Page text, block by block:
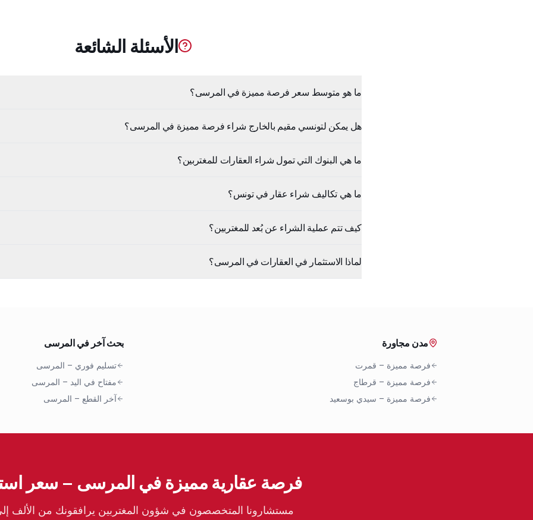
الأسئلة الشائعة
ما هو متوسط سعر فرصة مميزة في المرسى؟
هل يمكن لتونسي مقيم بالخارج شراء فرصة مميزة في المرسى؟
ما هي البنوك التي تمول شراء العقارات للمغتربين؟
ما هي تكاليف شراء عقار في تونس؟
كيف تتم عملية الشراء عن بُعد للمغتربين؟
لماذا الاستثمار في العقارات في المرسى؟
مدن مجاورة
فرصة مميزة – قمرت
فرصة مميزة – قرطاج
فرصة مميزة – سيدي بوسعيد
بحث آخر في المرسى
تسليم فوري – المرسى
مفتاح في اليد – المرسى
آخر القطع – المرسى
فرصة عقارية مميزة في المرسى – سعر
مستشارونا المتخصصون في شؤون المغتربين يرافقونك من الألف إلى